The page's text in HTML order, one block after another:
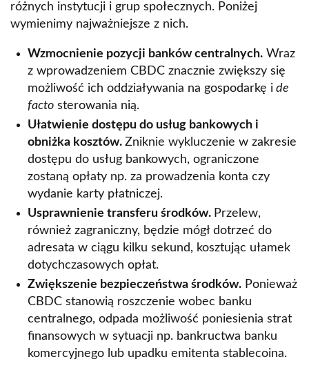
różnych instytucji i grup społecznych. Poniżej
wymienimy najważniejsze z nich.
Wzmocnienie pozycji banków centralnych. Wraz
z wprowadzeniem CBDC znacznie zwiększy się
możliwość ich oddziaływania na gospodarkę i de
facto sterowania nią.
Ułatwienie dostępu do usług bankowych i
obniżka kosztów. Zniknie wykluczenie w zakresie
dostępu do usług bankowych, ograniczone
zostaną opłaty np. za prowadzenia konta czy
wydanie karty płatniczej.
Usprawnienie transferu środków. Przelew,
również zagraniczny, będzie mógł dotrzeć do
adresata w ciągu kilku sekund, kosztując ułamek
dotychczasowych opłat.
Zwiększenie bezpieczeństwa środków. Ponieważ
CBDC stanowią roszczenie wobec banku
centralnego, odpada możliwość poniesienia strat
finansowych w sytuacji np. bankructwa banku
komercyjnego lub upadku emitenta stablecoina.